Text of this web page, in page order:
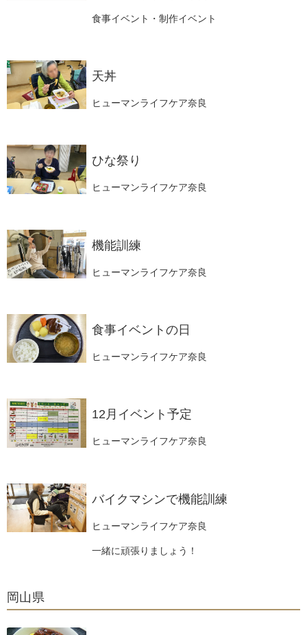
食事イベント・制作イベント
天丼
ヒューマンライフケア奈良
ひな祭り
ヒューマンライフケア奈良
機能訓練
ヒューマンライフケア奈良
食事イベントの日
ヒューマンライフケア奈良
12月イベント予定
ヒューマンライフケア奈良
バイクマシンで機能訓練
ヒューマンライフケア奈良
一緒に頑張りましょう！
岡山県